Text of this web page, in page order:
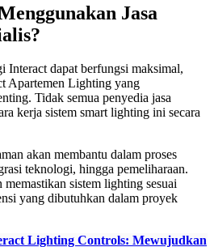
Jasa
Interact dapat berfungsi maksimal,
Apartemen Lighting yang
Tidak semua penyedia jasa
kerja sistem smart lighting ini secara
akan membantu dalam proses
teknologi, hingga pemeliharaan.
sistem lighting sesuai
yang dibutuhkan dalam proyek
Lighting Controls: Mewujudkan